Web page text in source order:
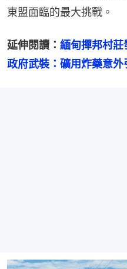
東盟面臨的最大挑戰。
延伸閱讀： 緬甸撣邦村
政府武裝：礦用炸藥意外